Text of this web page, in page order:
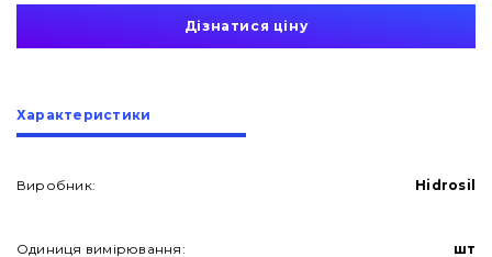
Про нас
Контакти
Вакансії
Дізнатися ціну
Характеристики
Виробник: Hidrosil
Одиниця вимірювання: шт